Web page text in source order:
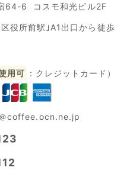
64-6 コスモ和光ビル2F
役所前駅｣A1出口から徒歩
用可 ：クレジットカード）
coffee.ocn.ne.jp